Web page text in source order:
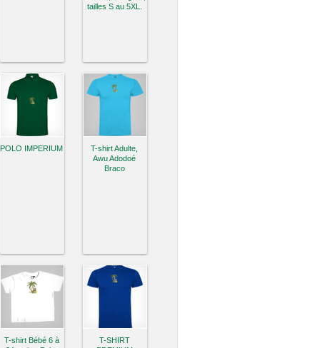
tailles S au 5XL.
POLO IMPERIUM
T-shirt Adulte,
Awu Adodoé
Braco
T-shirt Bébé 6 à
T-SHIRT